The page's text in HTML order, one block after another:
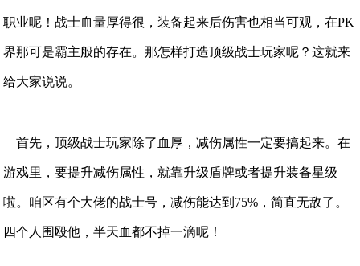
职业呢！战士血量厚得很，装备起来后伤害也相当可观，在PK
界那可是霸主般的存在。那怎样打造顶级战士玩家呢？这就来
给大家说说。
首先，顶级战士玩家除了血厚，减伤属性一定要搞起来。在
游戏里，要提升减伤属性，就靠升级盾牌或者提升装备星级
啦。咱区有个大佬的战士号，减伤能达到75%，简直无敌了。
四个人围殴他，半天血都不掉一滴呢！